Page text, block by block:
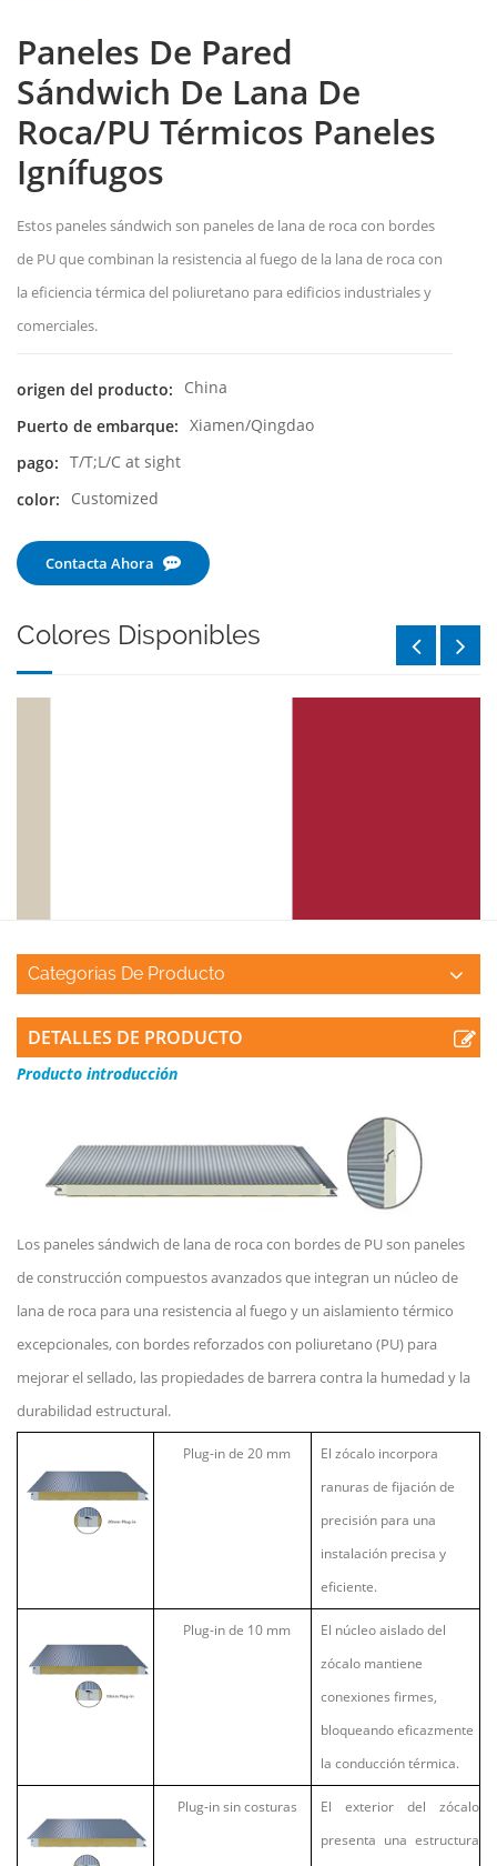
Paneles De Pared
Sándwich De Lana De
Roca/PU Térmicos Paneles
Ignífugos
Estos paneles sándwich son paneles de lana de roca con bordes
de PU que combinan la resistencia al fuego de la lana de roca con
la eficiencia térmica del poliuretano para edificios industriales y
comerciales.
origen del producto:
China
Puerto de embarque: Xiamen/Qingdao
pago: T/T;L/C at sight
color:
Customized
Contacta Ahora
Colores Disponibles
Categorías De Producto
DETALLES DE PRODUCTO
Producto introducción
Los paneles sándwich de lana de roca con bordes de PU son paneles
de construcción compuestos avanzados que integran un núcleo de
lana de roca para una resistencia al fuego y un aislamiento térmico
excepcionales, con bordes reforzados con poliuretano (PU) para
mejorar el sellado, las propiedades de barrera contra la humedad y la
durabilidad estructural.
Plug-in de 20 mm
El zócalo incorpora
ranuras de fijación de
precisión para una
instalación precisa y
eficiente.
Plug-in de 10 mm
El núcleo aislado del
zócalo mantiene
conexiones firmes,
bloqueando eficazmente
la conducción térmica.
Plug-in sin costuras
El exterior del zócalo
presenta una estructura